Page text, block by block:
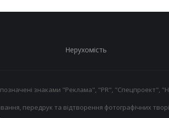
Нерухомість
знаками "Реклама", "PR", "Спецпроект",
передрук та відтворення фотографічних